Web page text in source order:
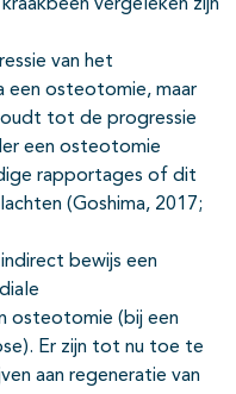
vergeleken zijn
van het
osteotomie, maar
tot de progressie
een osteotomie
rapportages of dit
(Goshima, 2017;
bewijs een
osteotomie (bij een
Er zijn tot nu toe te
aan regeneratie van